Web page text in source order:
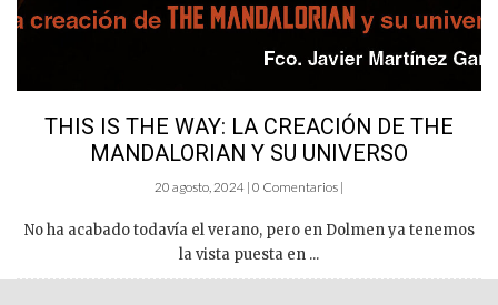
THIS IS THE WAY: LA CREACIÓN DE THE
MANDALORIAN Y SU UNIVERSO
20 agosto, 2024 | 0 Comentarios |
No ha acabado todavía el verano, pero en Dolmen ya tenemos
la vista puesta en ...